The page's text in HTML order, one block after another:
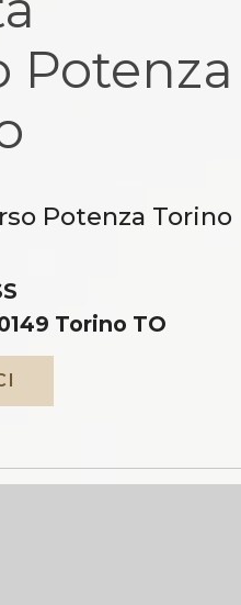
Potenza
Potenza Torino
Torino TO